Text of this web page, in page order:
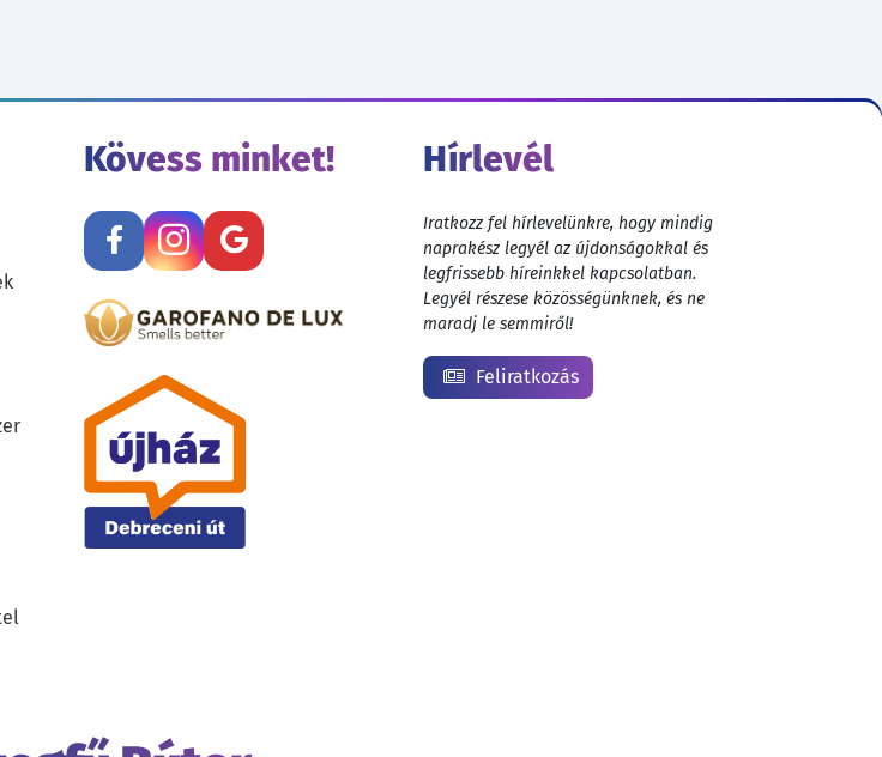
Kövess minket! Hírlevél
Iratkozz fel hírlevelünkre, hogy mindig
naprakész legyél az újdonságokkal és
legfrissebb híreinkkel kapcsolatban.
Legyél részese közösségünknek, és ne
maradj le semmiről!
Feliratkozás